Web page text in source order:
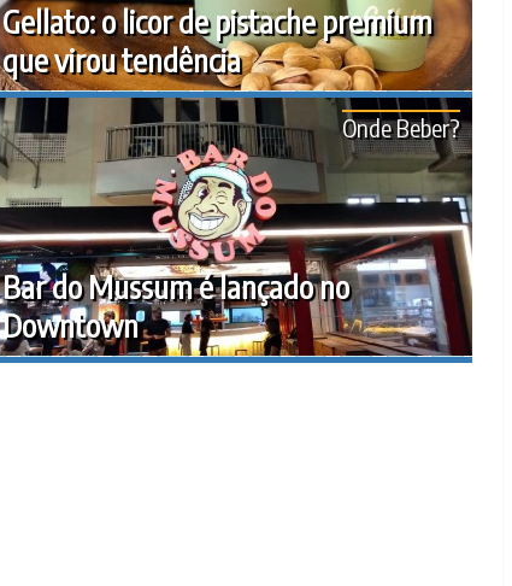
Gellato: o licor de pistache premium
que virou tendência
Bar do Mussum é lançado no
Downtown
Onde Beber?